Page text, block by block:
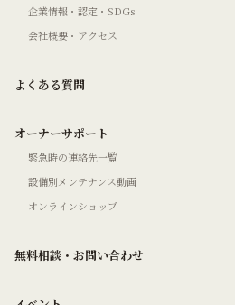
企業情報・認定・SDGs
会社概要・アクセス
よくある質問
オーナーサポート
緊急時の連絡先一覧
設備別メンテナンス動画
オンラインショップ
無料相談・お問い合わせ